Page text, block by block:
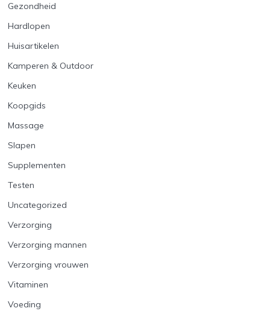
Gezondheid
Hardlopen
Huisartikelen
Kamperen & Outdoor
Keuken
Koopgids
Massage
Slapen
Supplementen
Testen
Uncategorized
Verzorging
Verzorging mannen
Verzorging vrouwen
Vitaminen
Voeding